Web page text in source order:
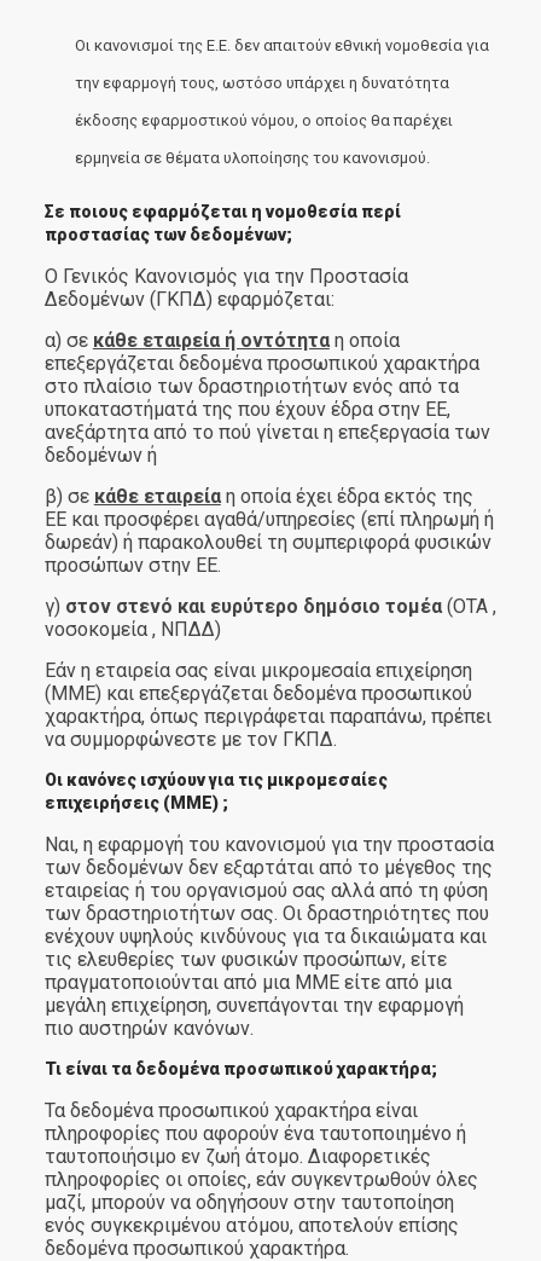
Οι κανονισμοί της Ε.Ε. δεν απαιτούν εθνική νομοθεσία για
την εφαρμογή τους, ωστόσο υπάρχει η δυνατότητα
έκδοσης εφαρμοστικού νόμου, ο οποίος θα παρέχει
ερμηνεία σε θέματα υλοποίησης του κανονισμού.
Σε ποιους εφαρμόζεται η νομοθεσία περί
προστασίας των δεδομένων;
Ο Γενικός Κανονισμός για την Προστασία
Δεδομένων (ΓΚΠΔ) εφαρμόζεται:
α) σε κάθε εταιρεία ή οντότηταη οποία
επεξεργάζεται δεδομένα προσωπικού χαρακτήρα
στο πλαίσιο των δραστηριοτήτων ενός από τα
υποκαταστήματά της που έχουν έδρα στην ΕΕ,
ανεξάρτητα από το πού γίνεται η επεξεργασία των
δεδομένων ή
β) σε κάθε εταιρείαη οποία έχει έδρα εκτός της
ΕΕ και προσφέρει αγαθά/υπηρεσίες (επί πληρωμή ή
δωρεάν) ή παρακολουθεί τη συμπεριφορά φυσικών
προσώπων στην ΕΕ.
γ) στον στενό και ευρύτερο δημόσιο τομέα(ΟΤΑ ,
νοσοκομεία , ΝΠΔΔ)
Εάν η εταιρεία σας είναι μικρομεσαία επιχείρηση
(ΜΜΕ) και επεξεργάζεται δεδομένα προσωπικού
χαρακτήρα, όπως περιγράφεται παραπάνω, πρέπει
να συμμορφώνεστε με τον ΓΚΠΔ.
Οι κανόνες ισχύουν για τις μικρομεσαίες
επιχειρήσεις (ΜΜΕ) ;
Ναι, η εφαρμογή του κανονισμού για την προστασία
των δεδομένων δεν εξαρτάται από το μέγεθος της
εταιρείας ή του οργανισμού σας αλλά από τη φύση
των δραστηριοτήτων σας. Οι δραστηριότητες που
ενέχουν υψηλούς κινδύνους για τα δικαιώματα και
τις ελευθερίες των φυσικών προσώπων, είτε
πραγματοποιούνται από μια ΜΜΕ είτε από μια
μεγάλη επιχείρηση, συνεπάγονται την εφαρμογή
πιο αυστηρών κανόνων.
Τι είναι τα δεδομένα προσωπικού χαρακτήρα;
Τα δεδομένα προσωπικού χαρακτήρα είναι
πληροφορίες που αφορούν ένα ταυτοποιημένο ή
ταυτοποιήσιμο εν ζωή άτομο. Διαφορετικές
πληροφορίες οι οποίες, εάν συγκεντρωθούν όλες
μαζί, μπορούν να οδηγήσουν στην ταυτοποίηση
ενός συγκεκριμένου ατόμου, αποτελούν επίσης
δεδομένα προσωπικού χαρακτήρα.